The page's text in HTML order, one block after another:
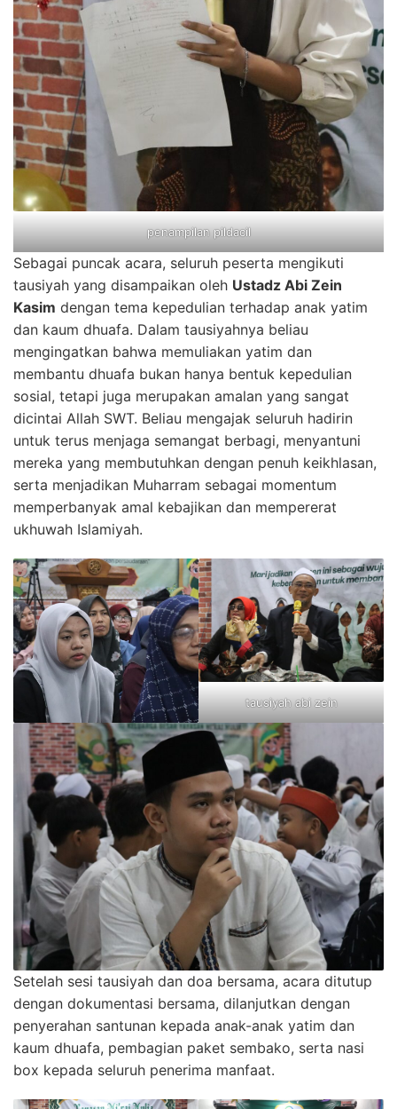
penampilan pildacil
Sebagai puncak acara, seluruh peserta mengikuti
tausiyah yang disampaikan oleh Ustadz Abi Zein
Kasim dengan tema kepedulian terhadap anak yatim
dan kaum dhuafa. Dalam tausiyahnya beliau
mengingatkan bahwa memuliakan yatim dan
membantu dhuafa bukan hanya bentuk kepedulian
sosial, tetapi juga merupakan amalan yang sangat
dicintai Allah SWT. Beliau mengajak seluruh hadirin
untuk terus menjaga semangat berbagi, menyantuni
mereka yang membutuhkan dengan penuh keikhlasan,
serta menjadikan Muharram sebagai momentum
memperbanyak amal kebajikan dan mempererat
ukhuwah Islamiyah.
tausiyah abi zein
Setelah sesi tausiyah dan doa bersama, acara ditutup
dengan dokumentasi bersama, dilanjutkan dengan
penyerahan santunan kepada anak-anak yatim dan
kaum dhuafa, pembagian paket sembako, serta nasi
box kepada seluruh penerima manfaat.